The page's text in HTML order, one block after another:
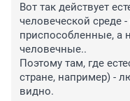
Вот так действует
человеческой
приспособленные, а
человечные..
Поэтому там, где
стране, например) -
видно.